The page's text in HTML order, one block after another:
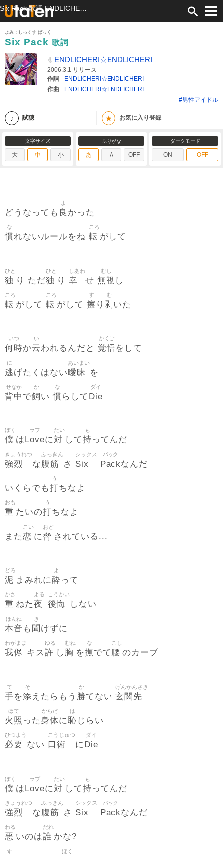
よみ：しっくす ぱっく
Six Pack 歌詞
ENDLICHERI☆ENDLICHERI
2006.3.1 リリース
作詞
ENDLICHERI☆ENDLICHERI
作曲
ENDLICHERI☆ENDLICHERI
#男性アイドル
試聴 ★ お気に入り登録
文字サイズ
大 中 小
ふりがな
あ A OFF
ダークモード
ON OFF
どうなっても 良
よ
かった
慣
な
れないルールをね 転
ころ
がして
独
ひと
り ただ独
ひと
り 幸
しあわ
せ 無視
むし
し
転
ころ
がして 転
ころ
がして 擦
す
り 剥
む
いた
何時
いつ
か云
い
われるんだと 覚悟
かくご
をして
逃
に
げたくはない曖昧
あいまい
を
背中
せなか
で飼
か
い慣
な
らして Die
ダイ
僕
ぼく
は Love
ラブ
に対
たい
して持
も
ってんだ
強烈
きょうれつ
な腹筋
ふっきん
さ Six
シックス
Pack
パック
なんだ
いくらでも打
う
ちなよ
重
おも
たいの打
う
ちなよ
また恋
こい
に脅
おど
されている...
泥
どろ
まみれに酔
よ
って
重
かさ
ねた夜
よる
後悔
こうかい
しない
本音
ほんね
も 聞
き
けずに
我侭
わがまま
キス許
ゆる
し 胸
むね
を撫
な
でて 腰
こし
のカーブ
手
て
を添
そ
えたらもう 勝
か
てない 玄関先
げんかんさき
火照
ほて
った身体
からだ
に恥
は
じらい
必要
ひつよう
ない 口術
こうじゅつ
に Die
ダイ
僕
ぼく
はLove
ラブ
に対
たい
して持
も
ってんだ
強烈
きょうれつ
な腹筋
ふっきん
さ Six
シックス
Pack
パック
なんだ
悪
わる
いのは誰
だれ
かな?
す ぼく